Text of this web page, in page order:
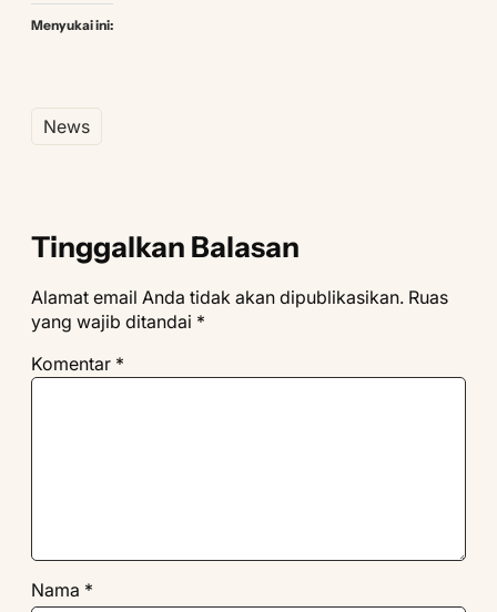
Menyukai ini:
News
Tinggalkan Balasan
Alamat email Anda tidak akan dipublikasikan. Ruas
yang wajib ditandai *
Komentar *
Nama *